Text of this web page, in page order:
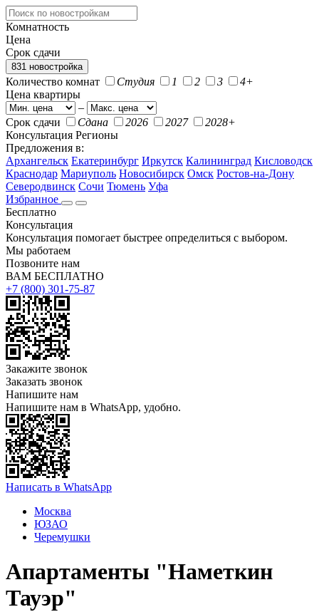
Комнатность
Цена
Срок сдачи
831 новостройка
Количество комнат Студия 1 2 3
4+
Цена квартиры
–
Срок сдачи
Сдана 2026 2027
2028+
Консультация Регионы
Предложения в:
Архангельск Екатеринбург Иркутск Калининград Кисловодск
Краснодар Мариуполь Новосибирск Омск Ростов-на-Дону
Северодвинск Сочи Тюмень Уфа
Избранное
Бесплатно
Консультация
Консультация помогает быстрее определиться с выбором.
Мы работаем
Позвоните нам
ВАМ БЕСПЛАТНО
+7 (800) 301-75-87
Закажите звонок
Заказать звонок
Напишите нам
Напишите нам в WhatsApp, удобно.
Написать в WhatsApp
Москва
ЮЗАО
Черемушки
Апартаменты "Наметкин
Тауэр"